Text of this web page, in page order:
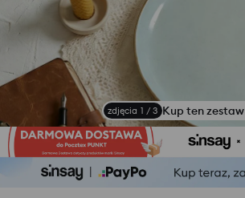
zdjęcia 1 / 3 Kup ten zestaw